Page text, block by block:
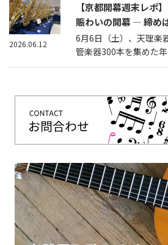
【京都開幕週末レポ
賑わいの開幕 — 締め
6月6日（土）、天理楽
管楽器300本を集めた
2026.06.12